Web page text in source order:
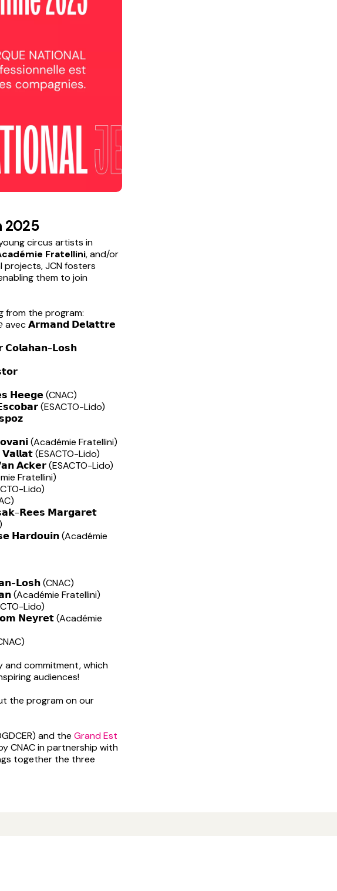
2025
circus artists in
Fratellini, and/or
projects, JCN fosters
them to join
from the program:
avec 𝗔𝗿𝗺𝗮𝗻𝗱 𝗗𝗲𝗹𝗮𝘁𝘁𝗿𝗲
𝗖𝗼𝗹𝗮𝗵𝗮𝗻-𝗟𝗼𝘀𝗵
𝗛𝗲𝗲𝗴𝗲 (CNAC)
(ESACTO-Lido)
(Académie Fratellini)
(ESACTO-Lido)
𝗔𝗰𝗸𝗲𝗿 (ESACTO-Lido)
Fratellini)
Lido)
𝗥𝗲𝗲𝘀 𝗠𝗮𝗿𝗴𝗮𝗿𝗲𝘁
𝗛𝗮𝗿𝗱𝗼𝘂𝗶𝗻 (Académie
𝗟𝗼𝘀𝗵 (CNAC)
(Académie Fratellini)
Lido)
𝗡𝗲𝘆𝗿𝗲𝘁 (Académie
commitment, which
audiences!
the program on our
and the Grand Est
CNAC in partnership with
together the three